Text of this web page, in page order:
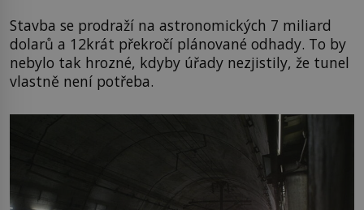
Stavba se prodraží na astronomických 7 miliard
dolarů a 12krát překročí plánované odhady. To by
nebylo tak hrozné, kdyby úřady nezjistily, že tunel
vlastně není potřeba.